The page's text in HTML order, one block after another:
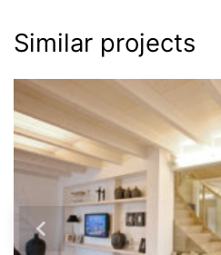
Similar projects